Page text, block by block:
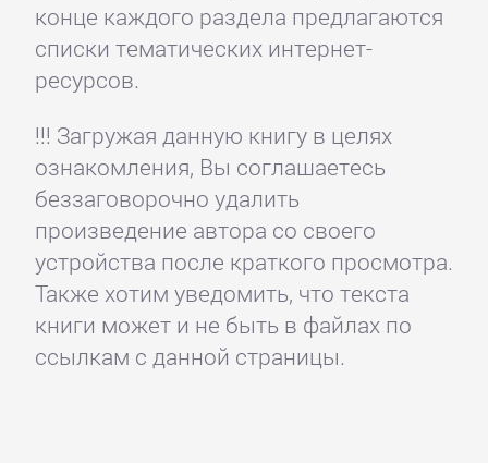
конце каждого раздела предлагаются
списки тематических интернет-
ресурсов.
!!! Загружая данную книгу в целях
ознакомления, Вы соглашаетесь
беззаговорочно удалить
произведение автора со своего
устройства после краткого просмотра.
Также хотим уведомить, что текста
книги может и не быть в файлах по
ссылкам с данной страницы.